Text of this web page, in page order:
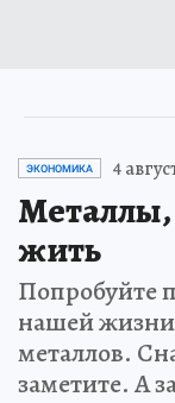
ЭКОНОМИКА 4
Металлы,
жить
Попробуйте
нашей жизни
металлов.
заметите. А